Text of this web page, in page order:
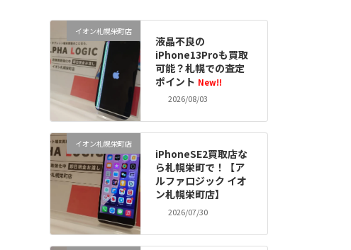
イオン札幌栄町店
液晶不良の
iPhone13Proも買取
可能？札幌での査定
ポイント New!!
2026/08/03
イオン札幌栄町店
iPhoneSE2買取店な
ら札幌栄町で！【ア
ルファロジック イオ
ン札幌栄町店】
2026/07/30